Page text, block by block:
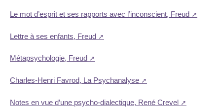
Le mot d’esprit et ses rapports avec l’inconscient, Freud
Lettre à ses enfants, Freud
Métapsychologie, Freud
Charles-Henri Favrod, La Psychanalyse
Notes en vue d’une psycho-dialectique, René Crevel